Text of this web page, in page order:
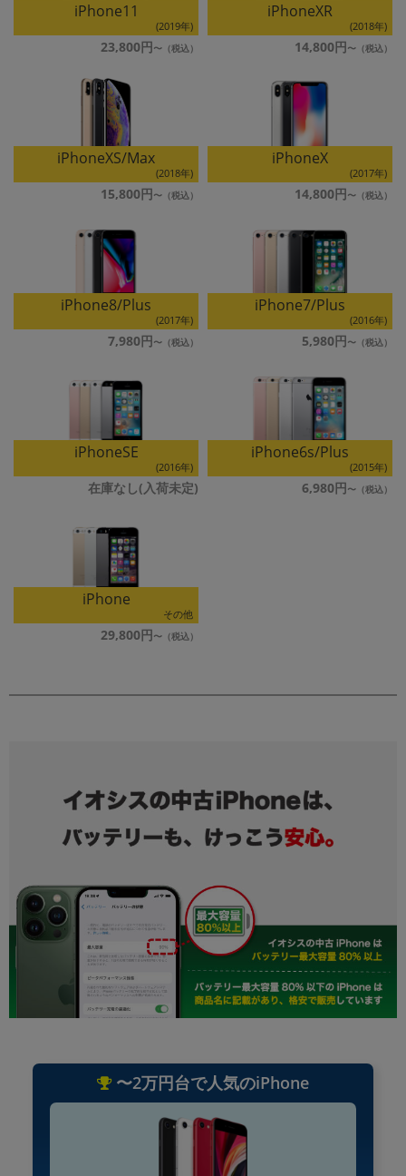
iPhone11
(2019年)
23,800円
iPhoneXR
(2018年)
14,800円
iPhoneXS/Max
(2018年)
15,800円
iPhoneX
(2017年)
14,800円
iPhone8/Plus
(2017年)
7,980円
iPhone7/Plus
(2016年)
5,980円
iPhoneSE
(2016年)
在庫なし(入荷未定)
iPhone6s/Plus
(2015年)
6,980円
iPhone
その他
29,800円
〜2万円台で人気のiPhone